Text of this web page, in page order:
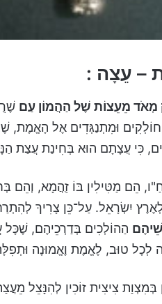
– עֵצָה :
מְאֹד מֵעֵצוֹת שֶׁל הַהֲמוֹן עַם
וּמִתְנַגְּדִים אֶל הָאֱמֶת,
כִּי עֲצָתָם הוּא בְּחִינַת עֲצַת
הֵם מַטִּילִין בּוֹ זֻהֲמָא, וְהֵם
יִשְׂרָאֵל. עַל־כֵּן צָרִיךְ
הַהוֹלְכִים בְּדַרְכֵיהֶם,
לְכָל טוּב, לֶאֱמֶת וֶאֱמוּנָה
בְּמִצְוַת צִיצִית זוֹכִין לְהִנָּצֵל